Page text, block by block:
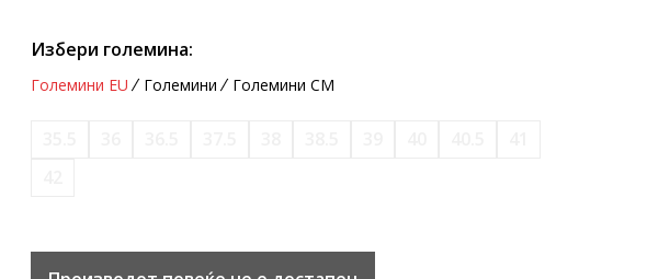
Избери големина:
Големини EU Големини Големини CM